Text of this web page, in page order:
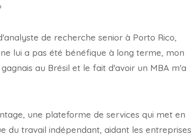
de recherche senior à Porto Rico,
lui a pas été bénéfique à long terme, mon
au Brésil et le fait d'avoir un MBA m'a
une plateforme de services qui met en
du travail indépendant, aidant les entreprises